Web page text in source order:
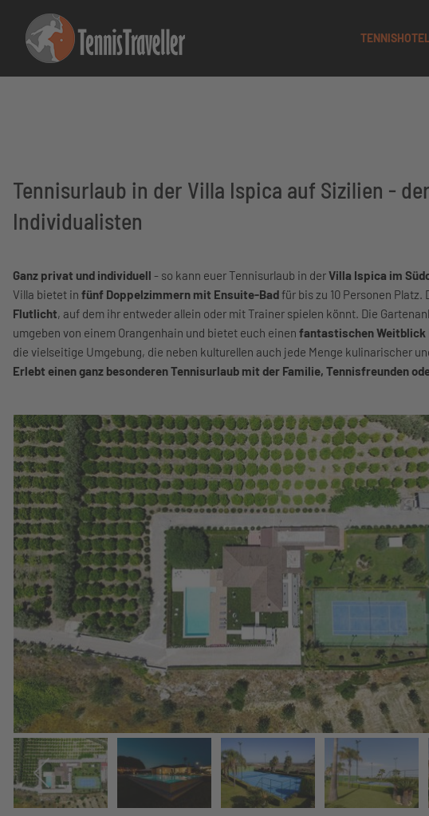
Tennisurlaub in der Villa Ispica auf Sizilien -
Individualisten
Ganz privat und individuell - so kann euer Tennisurlaub in derVilla Ispica im
Villa bietet in fünf Doppelzimmern mit Ensuite-Badfür bis zu 10 Personen
Flutlicht, auf dem ihr entweder allein oder mit Trainer spielen könnt. Die
umgeben von einem Orangenhain und bietet euch einen fantastischen Weitblick
die vielseitige Umgebung, die neben kulturellen auch jede Menge kulinarischer
Erlebt einen ganz besonderen Tennisurlaub mit der Familie, Tennisfreunden